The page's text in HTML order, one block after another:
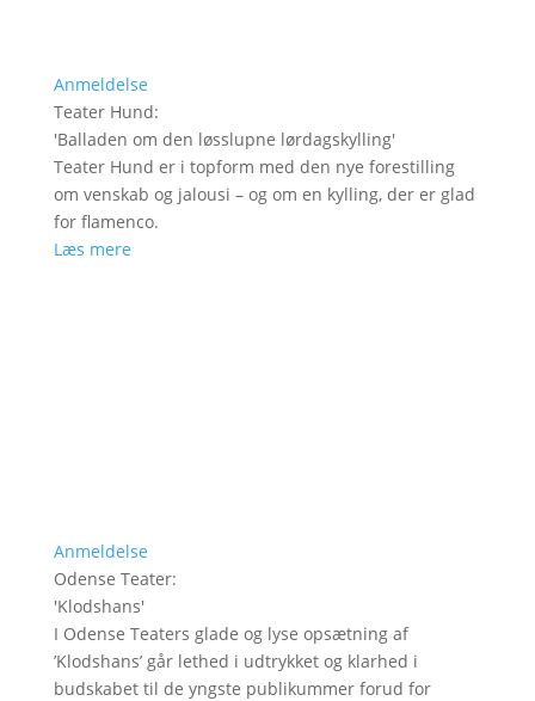
Anmeldelse
Teater Hund:
'Balladen om den løsslupne lørdagskylling'
Teater Hund er i topform med den nye forestilling
om venskab og jalousi – og om en kylling, der er glad
for flamenco.
Læs mere
Anmeldelse
Odense Teater:
'Klodshans'
I Odense Teaters glade og lyse opsætning af
’Klodshans’ går lethed i udtrykket og klarhed i
budskabet til de yngste publikummer forud for